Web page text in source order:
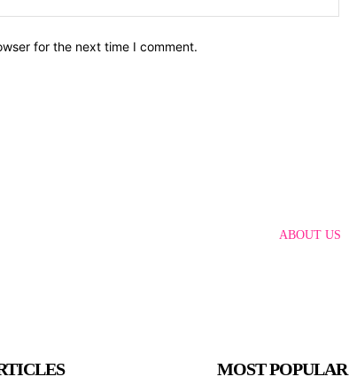
for the next time I comment.
ABOUT US
MOST POPULAR